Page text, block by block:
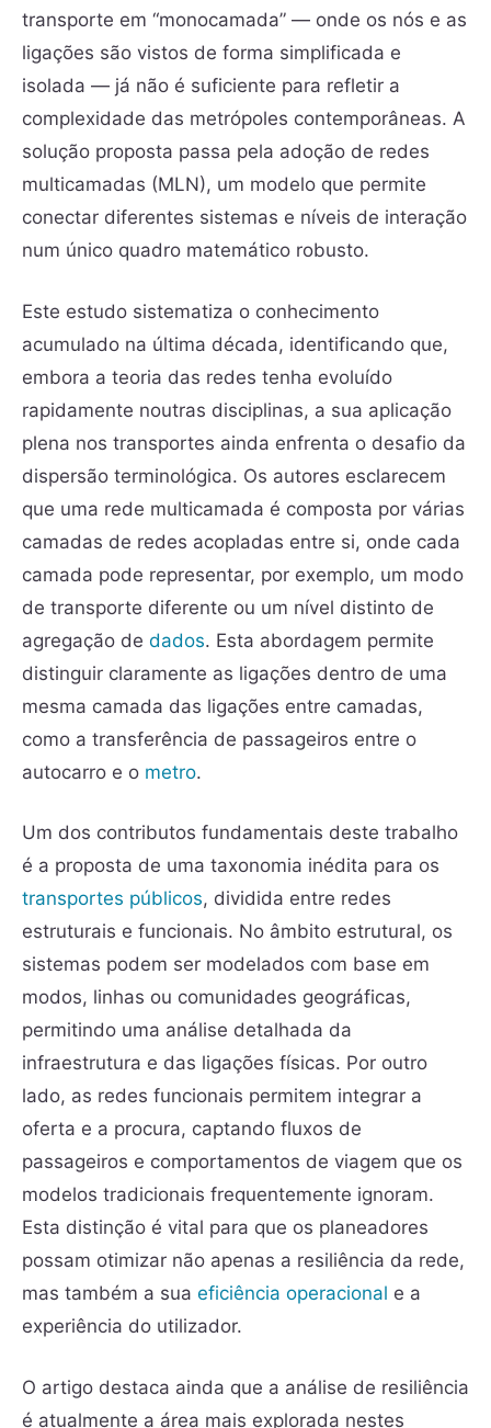
transporte em “monocamada” — onde os nós e as
ligações são vistos de forma simplificada e
isolada — já não é suficiente para refletir a
complexidade das metrópoles contemporâneas. A
solução proposta passa pela adoção de redes
multicamadas (MLN), um modelo que permite
conectar diferentes sistemas e níveis de interação
num único quadro matemático robusto.
Este estudo sistematiza o conhecimento
acumulado na última década, identificando que,
embora a teoria das redes tenha evoluído
rapidamente noutras disciplinas, a sua aplicação
plena nos transportes ainda enfrenta o desafio da
dispersão terminológica. Os autores esclarecem
que uma rede multicamada é composta por várias
camadas de redes acopladas entre si, onde cada
camada pode representar, por exemplo, um modo
de transporte diferente ou um nível distinto de
agregação de dados. Esta abordagem permite
distinguir claramente as ligações dentro de uma
mesma camada das ligações entre camadas,
como a transferência de passageiros entre o
autocarro e o metro.
Um dos contributos fundamentais deste trabalho
é a proposta de uma taxonomia inédita para os
transportes públicos, dividida entre redes
estruturais e funcionais. No âmbito estrutural, os
sistemas podem ser modelados com base em
modos, linhas ou comunidades geográficas,
permitindo uma análise detalhada da
infraestrutura e das ligações físicas. Por outro
lado, as redes funcionais permitem integrar a
oferta e a procura, captando fluxos de
passageiros e comportamentos de viagem que os
modelos tradicionais frequentemente ignoram.
Esta distinção é vital para que os planeadores
possam otimizar não apenas a resiliência da rede,
mas também a sua eficiência operacional e a
experiência do utilizador.
O artigo destaca ainda que a análise de resiliência
é atualmente a área mais explorada nestes